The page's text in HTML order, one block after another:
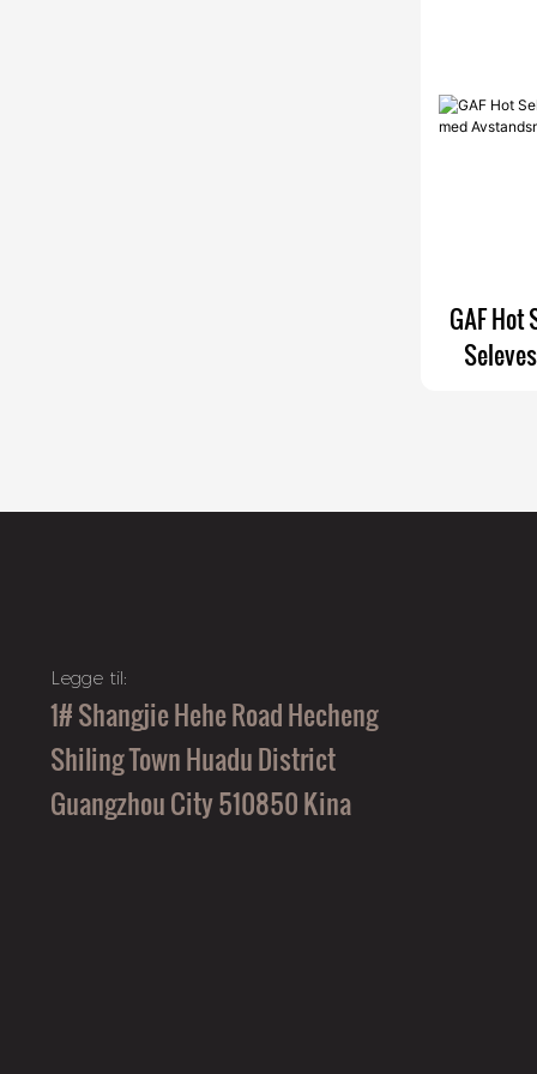
GAF
Legge til:
1# Shangjie Hehe Road Hecheng
Shiling Town Huadu District
Guangzhou City 510850 Kina